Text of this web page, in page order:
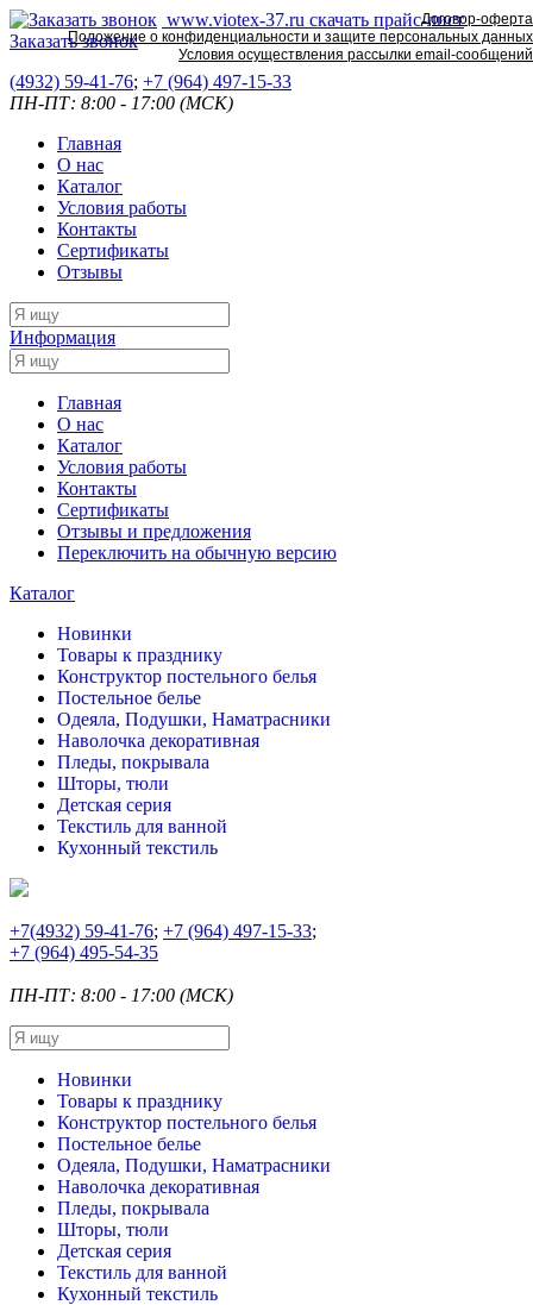
www.viotex-37.ru скачать прайс-лист
Заказать звонок
(4932) 59-41-76; +7 (964) 497-15-33
ПН-ПТ: 8:00 - 17:00 (МСК)
Главная
О нас
Каталог
Условия работы
Контакты
Сертификаты
Отзывы
Информация
Главная
О нас
Каталог
Условия работы
Контакты
Сертификаты
Отзывы и предложения
Переключить на обычную версию
Каталог
Новинки
Товары к празднику
Конструктор постельного белья
Постельное белье
Одеяла, Подушки, Наматрасники
Наволочка декоративная
Пледы, покрывала
Шторы, тюли
Детская серия
Текстиль для ванной
Кухонный текстиль
+7(4932) 59-41-76; +7 (964) 497-15-33;
+7 (964) 495-54-35
ПН-ПТ: 8:00 - 17:00 (МСК)
Новинки
Товары к празднику
Конструктор постельного белья
Постельное белье
Одеяла, Подушки, Наматрасники
Наволочка декоративная
Пледы, покрывала
Шторы, тюли
Детская серия
Текстиль для ванной
Кухонный текстиль
Договор-оферта
Положение о конфиденциальности и защите персональных данных
Условия осуществления рассылки email-сообщений